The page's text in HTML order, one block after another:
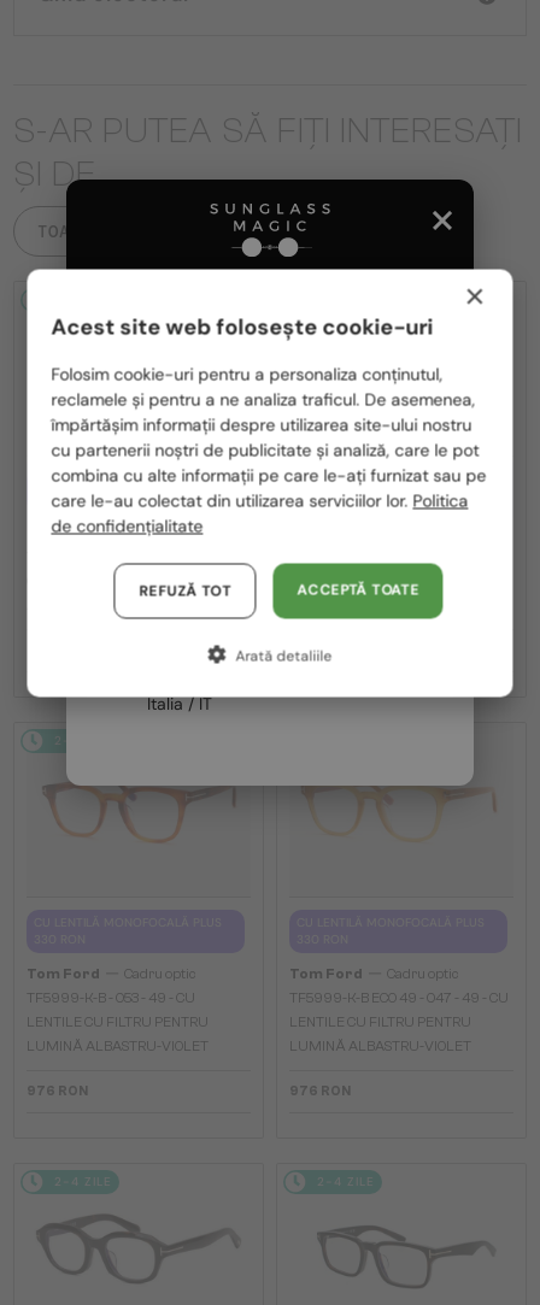
S-AR PUTEA SĂ FIȚI INTERESAȚI
ȘI DE
TOATE PRODUSELE
CU LENTILĂ MONOFOCALĂ PLUS
330 RON
Tom Ford—Cadru optic
CU FILTRU PENTRU LUMINĂ
ALBASTRU-VIOLET
CU LENTILĂ MONOFOCALĂ PLUS
330 RON
LENTILE CU FILTRU PENTRU
LUMINĂ ALBASTRU-VIOLET
976 RON
2-4 ZILE
Tom Ford
Cadru optic
TF5999-K-B - 053 - 49 - CU
LENTILE CU FILTRU PENTRU
LUMINĂ ALBASTRU-VIOLET
976 RON
Tom Ford
Cadru optic
TF5999-K-B ECO 49 - 047 - 49 - CU
LENTILE CU FILTRU PENTRU
LUMINĂ ALBASTRU-VIOLET
976 RON
2-4 ZILE 2-4 ZILE
România / RO
Polska / PL
Magyarország / HU
United Arab Emirates / EN
Austria / AT
Germania / DE
Franța / FR
Italia / IT
×
Acest site web folosește cookie-uri
Folosim cookie-uri pentru a personaliza conținutul,
reclamele și pentru a ne analiza traficul. De asemenea,
împărtășim informații despre utilizarea site-ului nostru
cu partenerii noștri de publicitate și analiză, care le pot
combina cu alte informații pe care le-ați furnizat sau pe
care le-au colectat din utilizarea serviciilor lor. Politica
de confidențialitate
ACCEPTĂ TOATE
REFUZĂ TOT
Arată detaliile